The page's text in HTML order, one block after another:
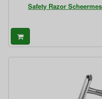
Safety Razor